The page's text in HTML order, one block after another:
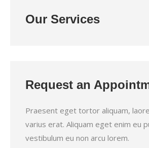
Our Services
Request an
Praesent eget tortor aliquam,
varius erat. Aliquam eget enim eu
vestibulum eu non arcu lorem.